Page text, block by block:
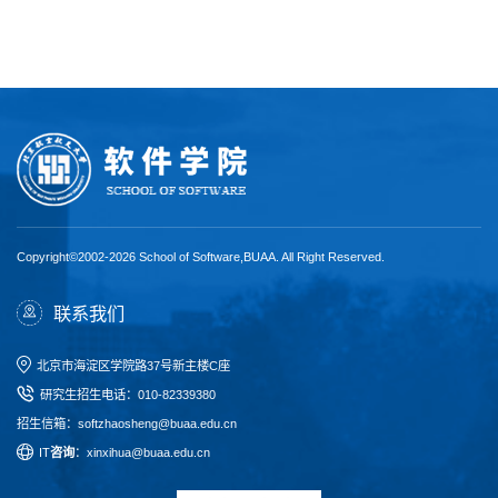
Copyright©2002-2026 School of Software,BUAA. All Right Reserved.
联系我们
北京市海淀区学院路37号新主楼C座
研究生招生电话： 010-82339380
招生信箱：softzhaosheng@buaa.edu.cn
IT咨询：xinxihua@buaa.edu.cn